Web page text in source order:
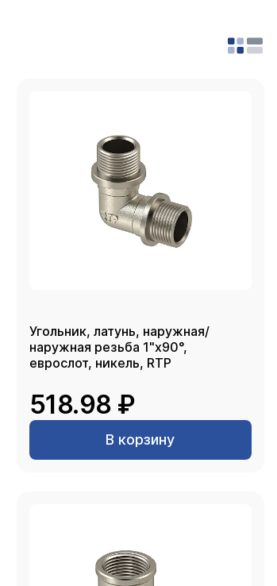
Угольник, латунь, наружная/
наружная резьба 1"х90°,
еврослот, никель, RTP
518.98 ₽
В корзину